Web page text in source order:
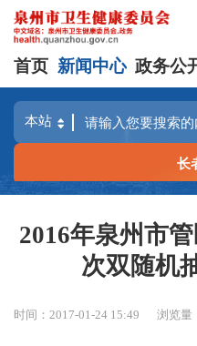
首页 新闻中心 政务公
长
2016年泉州市
次双随机
时间：2017-01-24 15:49 浏览量